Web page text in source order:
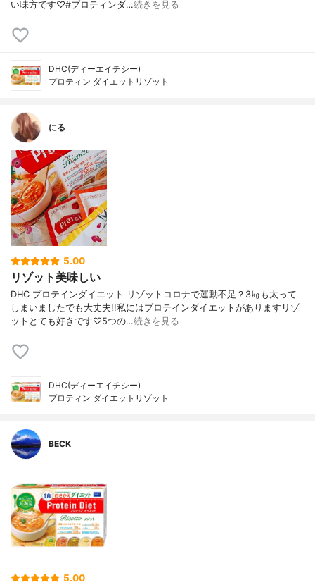
い味方です♡#プロティンダ…続きを見る
DHC(ディーエイチシー)
プロティン ダイエットリゾット
にる
5.00
リゾット美味しい
DHC プロテインダイエット リゾットコロナで運動不足？3㎏も太って
しまいましたでも大丈夫!!私にはプロテインダイエットがありますリゾ
ットとても好きです♡5つの…続きを見る
DHC(ディーエイチシー)
プロティン ダイエットリゾット
BECK
5.00